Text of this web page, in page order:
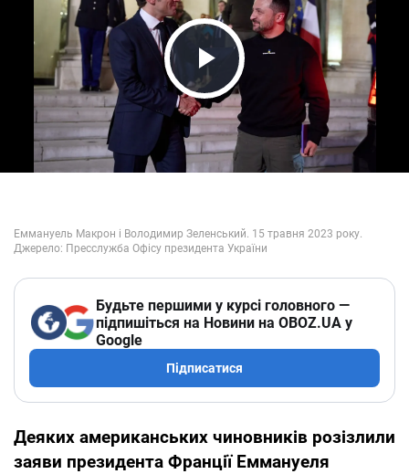
Play Video
Будьте першими у курсі головного —
підпишіться на Новини на OBOZ.UA у
Google
Підписатися
Деяких американських чиновників розізлили
заяви президента Франції Еммануеля